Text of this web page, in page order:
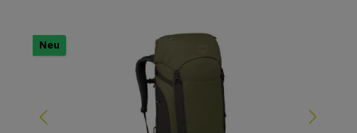
Bildergalerie überspringen
Neu